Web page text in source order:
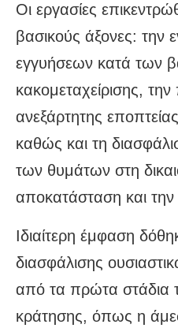
Οι εργασίες
βασικούς άξονες: την
εγγυήσεων κατά των
κακομεταχείρισης,
ανεξάρτητης
καθώς και τη
των θυμάτων στη
αποκατάσταση και
Ιδιαίτερη έμφαση
διασφάλισης
από τα πρώτα στάδια
κράτησης, όπως η